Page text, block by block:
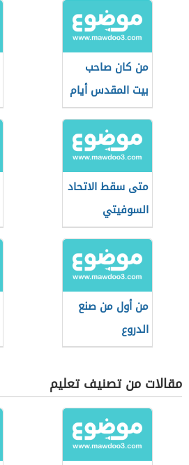
من كان صاحب
بيت المقدس أيام
الصليبيين
متى سقط الاتحاد
السوفيتي
من أول من صنع
الدروع
مقالات من تصنيف تعليم